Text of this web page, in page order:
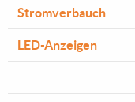
Stromverbauch
LED-Anzeigen